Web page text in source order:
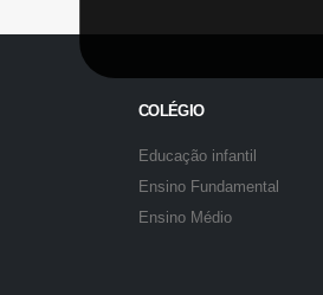
COLÉGIO
Educação infantil
Ensino Fundamental
Ensino Médio